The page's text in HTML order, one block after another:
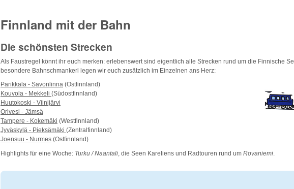
Finnland mit der Bahn
Die schönsten Strecken
Als Faustregel könnt ihr euch merken: erlebenswert sind eigentlich alle Strecken rund um die Finnische
besondere Bahnschmankerl legen wir euch zusätzlich im Einzelnen ans Herz:
Parikkala - Savonlinna (Ostfinnland)
Kouvola - Mekkeli (Südostfinnland)
Huutokoski - Viinijärvi
Orivesi - Jämsä
Tampere - Kokemäki (Westfinnland)
Jyväskylä - Pieksämäki (Zentralfinnland)
Joensuu - Nurmes (Ostfinnland)
Highlights für eine Woche: Turku / Naantali, die Seen Kareliens und Radtouren rund um Rovaniemi.